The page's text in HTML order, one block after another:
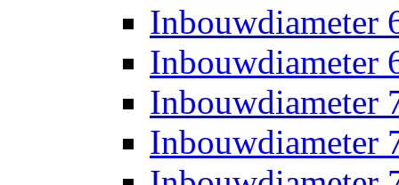
Inbouwdiameter
Inbouwdiameter
Inbouwdiameter
Inbouwdiameter